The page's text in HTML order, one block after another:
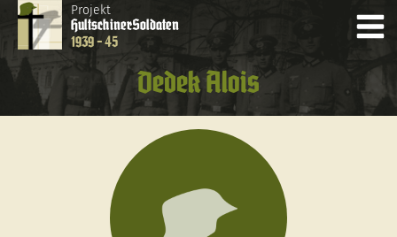
Projekt
HultschinerSoldaten
1939 - 45
Dedek Alois